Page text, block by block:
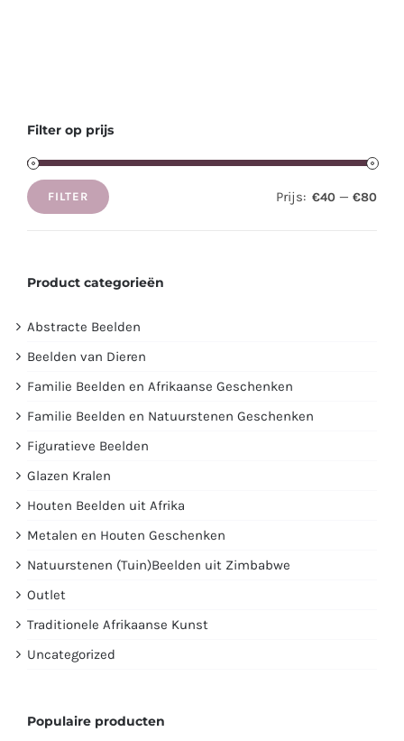
Filter op prijs
Min.
Max.
FILTER Prijs: €40 — €80
Product categorieën
Abstracte Beelden
Beelden van Dieren
Familie Beelden en Afrikaanse Geschenken
Familie Beelden en Natuurstenen Geschenken
Figuratieve Beelden
Glazen Kralen
Houten Beelden uit Afrika
Metalen en Houten Geschenken
Natuurstenen (Tuin)Beelden uit Zimbabwe
Outlet
Traditionele Afrikaanse Kunst
Uncategorized
Populaire producten